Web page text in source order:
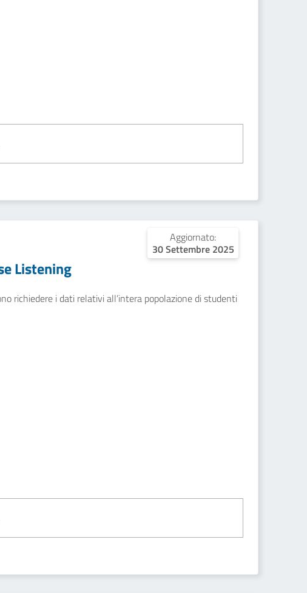
Aggiornato:
30 Settembre 2025
Listening
richiedere i dati relativi all’intera popolazione di studenti